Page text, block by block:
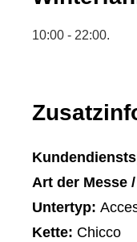
10:00 - 22:00.
Art der Messe
Untertyp:
Kette: Chicco